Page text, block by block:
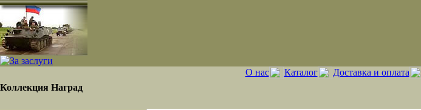
Коллекция Наград
О нас Каталог Доставка и оплата